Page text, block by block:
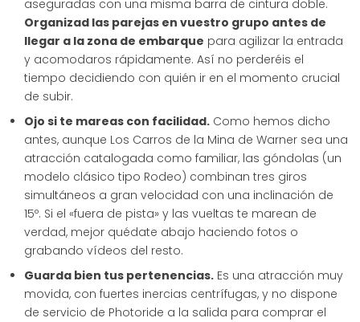
aseguradas con una misma barra de cintura doble.
Organizad las parejas en vuestro grupo antes de
llegar a la zona de embarque para agilizar la entrada
y acomodaros rápidamente. Así no perderéis el
tiempo decidiendo con quién ir en el momento crucial
de subir.
Ojo si te mareas con facilidad. Como hemos dicho
antes, aunque Los Carros de la Mina de Warner sea una
atracción catalogada como familiar, las góndolas (un
modelo clásico tipo Rodeo) combinan tres giros
simultáneos a gran velocidad con una inclinación de
15º. Si el «fuera de pista» y las vueltas te marean de
verdad, mejor quédate abajo haciendo fotos o
grabando vídeos del resto.
Guarda bien tus pertenencias. Es una atracción muy
movida, con fuertes inercias centrífugas, y no dispone
de servicio de Photoride a la salida para comprar el